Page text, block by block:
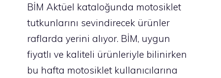
BİM Aktüel kataloğunda motosiklet
tutkunlarını sevindirecek ürünler
raflarda yerini alıyor. BİM, uygun
fiyatlı ve kaliteli ürünleriyle bilinirken
bu hafta motosiklet kullanıcılarına